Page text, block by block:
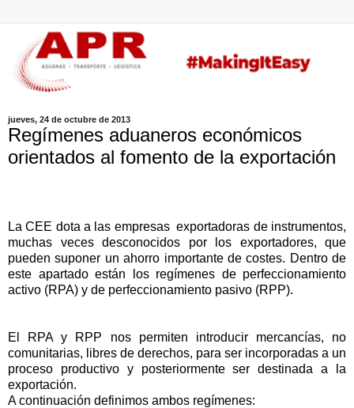
jueves, 24 de octubre de 2013
Regímenes aduaneros económicos
orientados al fomento de la exportación
La CEE dota a las empresas exportadoras de instrumentos,
muchas veces desconocidos por los exportadores, que
pueden suponer un ahorro importante de costes. Dentro de
este apartado están los regímenes de perfeccionamiento
activo (RPA) y de perfeccionamiento pasivo (RPP).
El RPA y RPP nos permiten introducir mercancías, no
comunitarias, libres de derechos, para ser incorporadas a un
proceso productivo y posteriormente ser destinada a la
exportación.
A continuación definimos ambos regímenes: